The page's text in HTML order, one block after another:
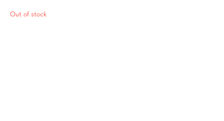
Out of stock